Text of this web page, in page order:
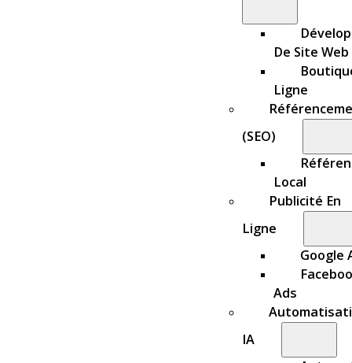
De Site Web
Ligne
(SEO)
Local
Publicité En
Ligne
Google
Ads
IA